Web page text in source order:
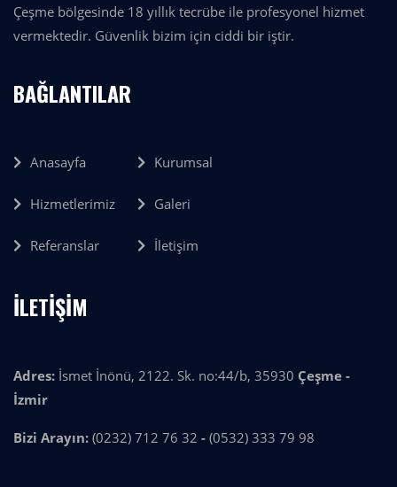
Çeşme bölgesinde 18 yıllık tecrübe ile profesyonel hizmet
vermektedir. Güvenlik bizim için ciddi bir iştir.
BAĞLANTILAR
Anasayfa Kurumsal
Hizmetlerimiz Galeri
Referanslar İletişim
İLETİŞİM
Adres: İsmet İnönü, 2122. Sk. no:44/b, 35930 Çeşme -
İzmir
Bizi Arayın: (0232) 712 76 32 - (0532) 333 79 98